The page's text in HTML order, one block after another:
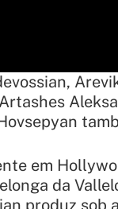
em
da